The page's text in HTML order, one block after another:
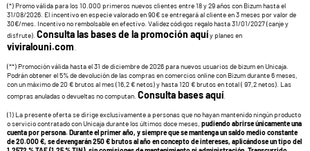
(*) Promo válida para los 10.000 primeros nuevos clientes entre 18 y 29 años con Bizum hasta el
31/08/2026. El incentivo en especie valorado en 90€ se entregará al cliente en 3 meses por valor de
30€/mes. Incentivo no rembolsable en efectivo. Validez códigos regalo hasta 31/01/2027 (canje y
disfrute). Consulta las bases de la promoción aquíy planes en
viviralouni.com
(**) Promoción válida hasta el 31 de diciembre de 2026 para nuevos usuarios de bizum en Unicaja.
Podrán obtener el 5% de devolución de las compras en comercios online con Bizum durante 6 meses,
con un máximo de 20 € brutos al mes (16,2 € netos) y hasta 120 € brutos en total ( 97,2 netos). Las
compras anuladas o devueltas no computan. Consulta bases aquí
(1) La presente oferta se dirige exclusivamente a personas que no hayan mantenido ningún producto
o servicio contratado con Unicaja durante los últimos doce meses, pudiendo abrirse únicamente una
cuenta por persona. Durante el primer año, y siempre que se mantenga un saldo medio constante
de 20.000 €, se devengarán 250 € brutos al año en concepto de intereses, aplicándose un tipo del